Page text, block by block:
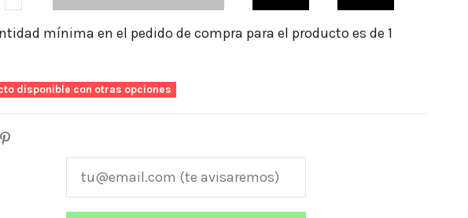
mínima en el pedido de compra para el producto es de 1
disponible con otras opciones